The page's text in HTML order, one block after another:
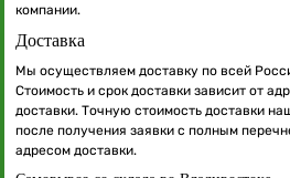
компании.
Доставка
Мы осуществляем доставку по всей
Стоимость и срок доставки зависит от
доставки. Точную стоимость доставки
после получения заявки с полным
адресом доставки.